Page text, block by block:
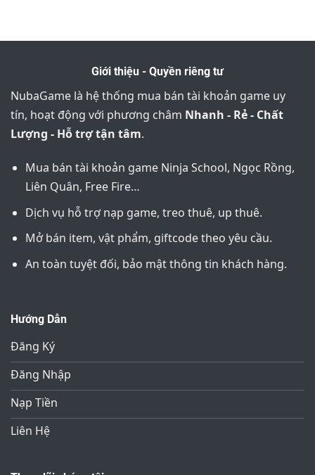
Giới thiệu - Quyền riêng tư
NubaGame là hệ thống mua bán tài khoản game uy
tín, hoạt động với phương châm Nhanh - Rẻ - Chất
Lượng - Hỗ trợ tận tâm.
Mua bán tài khoản game Ninja School, Ngọc Rồng,
Liên Quân, Free Fire…
Dịch vụ hỗ trợ nạp game, treo thuê, up thuê.
Mở bán item, vật phẩm, giftcode theo yêu cầu.
An toàn tuyệt đối, bảo mật thông tin khách hàng.
Hướng Dẫn
Đăng Ký
Đăng Nhập
Nạp Tiền
Liên Hệ